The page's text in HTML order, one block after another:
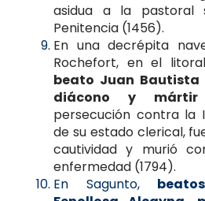
asidua a la pastoral
Penitencia (1456).
En una decrépita
Rochefort, en el
beato Juan Bautista
diácono y mártir
persecución contra la
de su estado clerical,
cautividad y murió
enfermedad (1794).
En Sagunto,